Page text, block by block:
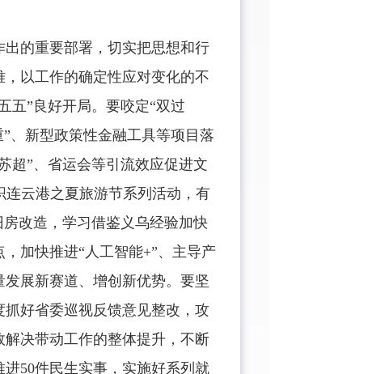
的重要部署，切实把思想和行
以工作的确定性应对变化的不
五”良好开局。要咬定“双过
、新型政策性金融工具等项目落
超”、省运会等引流效应促进文
云港之夏旅游节系列活动，有
改造，学习借鉴义乌经验加快
加快推进“人工智能+”、主导产
展新赛道、增创新优势。要坚
好省委巡视反馈意见整改，攻
决带动工作的整体提升，不断
50件民生实事，实施好系列就